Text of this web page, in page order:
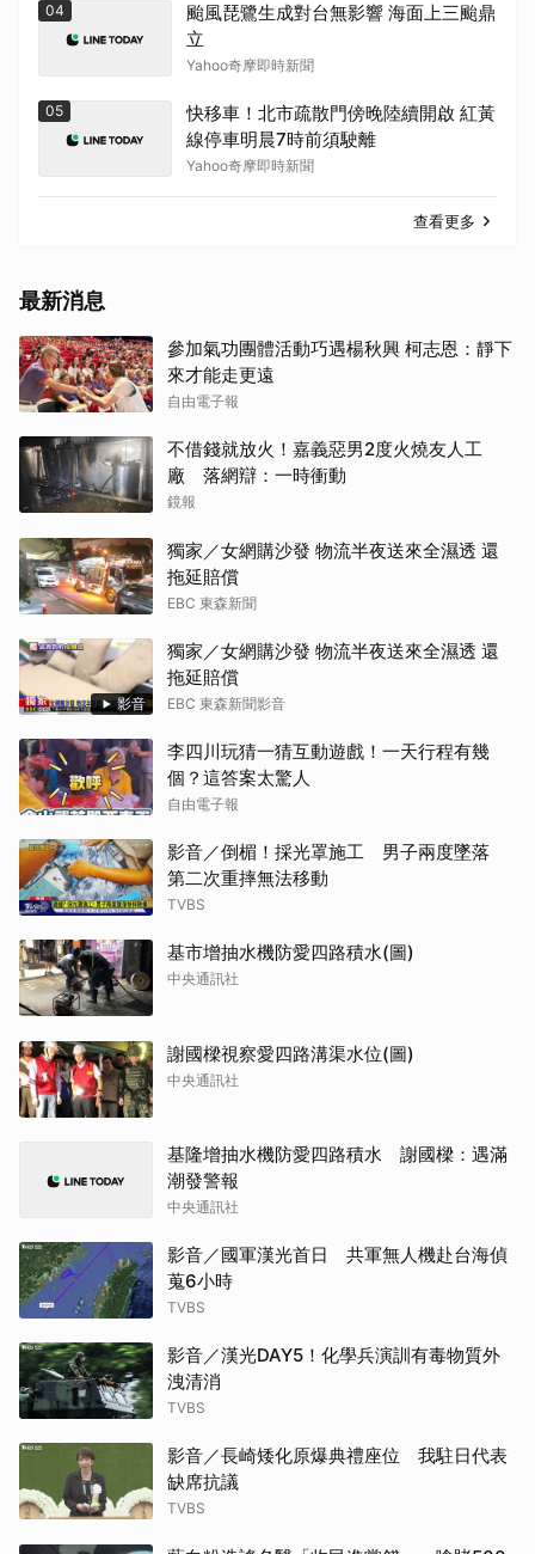
04
颱風琵鷺生成對台無影響 海面上三颱鼎
立
Yahoo奇摩即時新聞
05
快移車！北市疏散門傍晚陸續開啟 紅黃
線停車明晨7時前須駛離
Yahoo奇摩即時新聞
查看更多
最新消息
參加氣功團體活動巧遇楊秋興 柯志恩：靜下
來才能走更遠
自由電子報
不借錢就放火！嘉義惡男2度火燒友人工
廠 落網辯：一時衝動
鏡報
獨家／女網購沙發 物流半夜送來全濕透 還
拖延賠償
EBC 東森新聞
影音
獨家／女網購沙發 物流半夜送來全濕透 還
拖延賠償
EBC 東森新聞影音
李四川玩猜一猜互動遊戲！一天行程有幾
個？這答案太驚人
自由電子報
影音／倒楣！採光罩施工 男子兩度墜落
第二次重摔無法移動
TVBS
基市增抽水機防愛四路積水(圖)
中央通訊社
謝國樑視察愛四路溝渠水位(圖)
中央通訊社
基隆增抽水機防愛四路積水 謝國樑：遇滿
潮發警報
中央通訊社
影音／國軍漢光首日 共軍無人機赴台海偵
蒐6小時
TVBS
影音／漢光DAY5！化學兵演訓有毒物質外
洩清消
TVBS
影音／長崎矮化原爆典禮座位 我駐日代表
缺席抗議
TVBS